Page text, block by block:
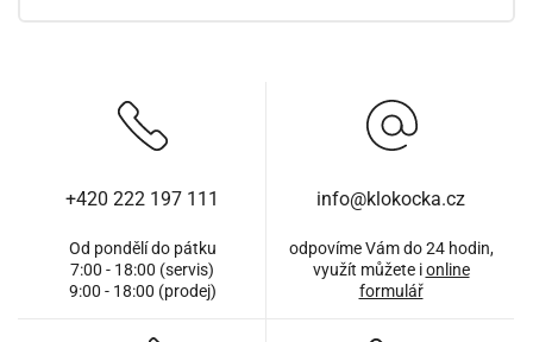
+420 222 197 111
Od pondělí do pátku
7:00 - 18:00 (servis)
9:00 - 18:00 (prodej)
info@klokocka.cz
odpovíme Vám do 24 hodin,
využít můžete ionline
formulář